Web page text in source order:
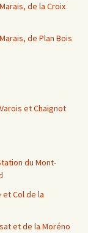
de la Croix
de Plan Bois
et Chaignot
du Mont-
et Col de la
et de la Moréno